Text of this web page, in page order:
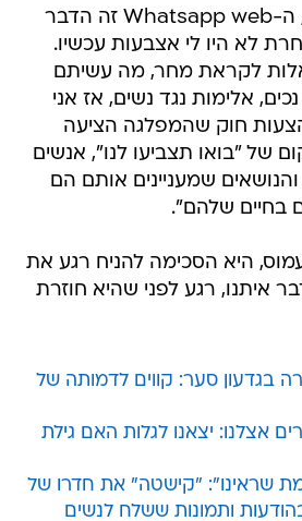
צריכה לענות עליהן, ה-Whatsapp web זה הדבר
לא היו לי אצבעות עכשיו.
לקראת מחר, מה עשיתם
אלימות נגד נשים, אז אני
חוק שהמפלגה הציעה
של "בואו תצביעו לנו", אנשים
שמעניינים אותם הם
בחיים שלהם".
היא הסכימה להניח רגע את
איתנו, רגע לפני שהיא חוזרת
בגדעון סער: קווים לדמותה של
אצלנו: יצאנו לגלות האם גילת
שראינו": "קישטה" את חדרו של
ותמונות ששלח לנשים